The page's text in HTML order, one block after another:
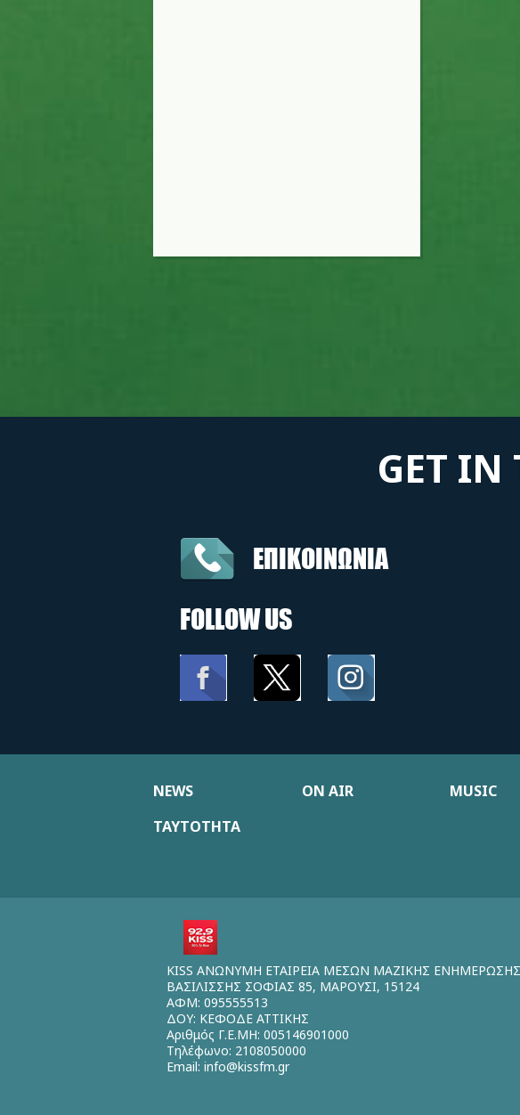
GET IN
ΕΠΙΚΟΙΝΩΝΙΑ
FOLLOW US
NEWS ON AIR MUSIC
ΤΑΥΤΟΤΗΤΑ
KISS ΑΝΩΝΥΜΗ ΕΤΑΙΡΕΙΑ ΜΕΣΩΝ ΜΑΖΙΚΗΣ ΕΝΗΜΕΡΩΣΗΣ
ΒΑΣΙΛΙΣΣΗΣ ΣΟΦΙΑΣ 85, ΜΑΡΟΥΣΙ, 15124
ΑΦΜ: 095555513
ΔΟΥ: ΚΕΦΟΔΕ ΑΤΤΙΚΗΣ
Αριθμός Γ.Ε.ΜΗ: 005146901000
Τηλέφωνο: 2108050000
Email: info@kissfm.gr